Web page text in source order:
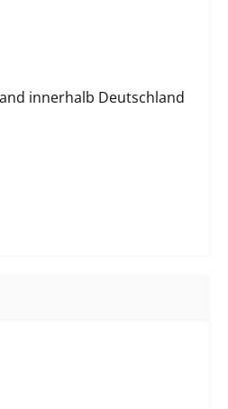
innerhalb Deutschland